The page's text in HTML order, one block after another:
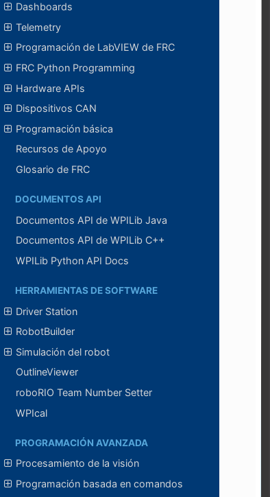
Dashboards
Telemetry
Programación de LabVIEW de FRC
FRC Python Programming
Hardware APIs
Dispositivos CAN
Programación básica
Recursos de Apoyo
Glosario de FRC
DOCUMENTOS API
Documentos API de WPILib Java
Documentos API de WPILib C++
WPILib Python API Docs
HERRAMIENTAS DE SOFTWARE
Driver Station
RobotBuilder
Simulación del robot
OutlineViewer
roboRIO Team Number Setter
WPIcal
PROGRAMACIÓN AVANZADA
Procesamiento de la visión
Programación basada en comandos